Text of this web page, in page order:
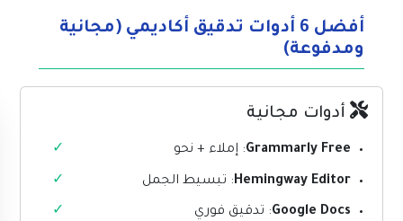
أفضل 6 أدوات تدقيق أكاديمي (مجانية
ومدفوعة)
أدوات مجانية
Grammarly Free: إملاء + نحو
Hemingway Editor: تبسيط الجمل
Google Docs: تدقيق فوري